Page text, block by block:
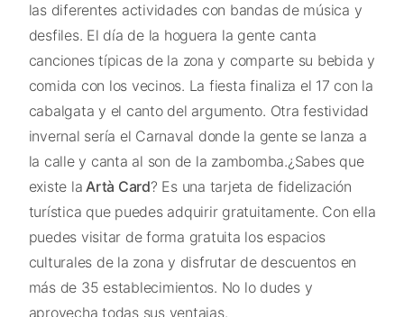
las diferentes actividades con bandas de música y
desfiles. El día de la hoguera la gente canta
canciones típicas de la zona y comparte su bebida y
comida con los vecinos. La fiesta finaliza el 17 con la
cabalgata y el canto del argumento. Otra festividad
invernal sería el Carnaval donde la gente se lanza a
la calle y canta al son de la zambomba.¿Sabes que
existe la Artà Card? Es una tarjeta de fidelización
turística que puedes adquirir gratuitamente. Con ella
puedes visitar de forma gratuita los espacios
culturales de la zona y disfrutar de descuentos en
más de 35 establecimientos. No lo dudes y
aprovecha todas sus ventajas.